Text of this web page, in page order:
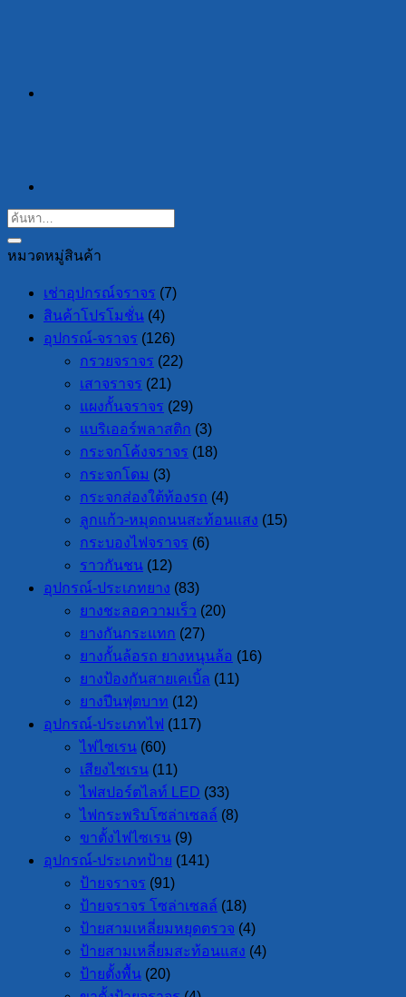
หมวดหมู่สินค้า
เช่าอุปกรณ์จราจร (7)
สินค้าโปรโมชั่น (4)
อุปกรณ์-จราจร (126)
กรวยจราจร (22)
เสาจราจร (21)
แผงกั้นจราจร (29)
แบริเออร์พลาสติก (3)
กระจกโค้งจราจร (18)
กระจกโดม (3)
กระจกส่องใต้ท้องรถ (4)
ลูกแก้ว-หมุดถนนสะท้อนแสง (15)
กระบองไฟจราจร (6)
ราวกันชน (12)
อุปกรณ์-ประเภทยาง (83)
ยางชะลอความเร็ว (20)
ยางกันกระแทก (27)
ยางกั้นล้อรถ ยางหนุนล้อ (16)
ยางป้องกันสายเคเบิ้ล (11)
ยางปีนฟุตบาท (12)
อุปกรณ์-ประเภทไฟ (117)
ไฟไซเรน (60)
เสียงไซเรน (11)
ไฟสปอร์ตไลท์ LED (33)
ไฟกระพริบโซล่าเซลล์ (8)
ขาตั้งไฟไซเรน (9)
อุปกรณ์-ประเภทป้าย (141)
ป้ายจราจร (91)
ป้ายจราจร โซล่าเซลล์ (18)
ป้ายสามเหลี่ยมหยุดตรวจ (4)
ป้ายสามเหลี่ยมสะท้อนแสง (4)
ป้ายตั้งพื้น (20)